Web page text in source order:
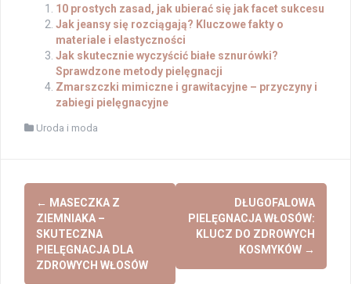
10 prostych zasad, jak ubierać się jak facet sukcesu
Jak jeansy się rozciągają? Kluczowe fakty o
materiale i elastyczności
Jak skutecznie wyczyścić białe sznurówki?
Sprawdzone metody pielęgnacji
Zmarszczki mimiczne i grawitacyjne – przyczyny i
zabiegi pielęgnacyjne
Uroda i moda
Post
navigation
← MASECZKA Z
ZIEMNIAKA –
SKUTECZNA
PIELĘGNACJA DLA
ZDROWYCH WŁOSÓW
DŁUGOFALOWA
PIELĘGNACJA WŁOSÓW:
KLUCZ DO ZDROWYCH
KOSMYKÓW →